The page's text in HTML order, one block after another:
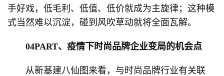
手好戏，低毛利、低值、低价就成为主旋律；这种模
式当然难以沉淀，碰到风吹草动就将全面瓦解。
04PART、疫情下时尚品牌企业变局的机会点
从新基建八仙图来看，与时尚品牌行业有关联